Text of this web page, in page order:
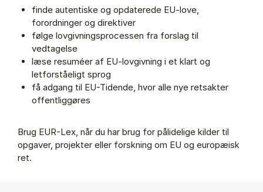
finde autentiske og opdaterede EU-love,
forordninger og direktiver
følge lovgivningsprocessen fra forslag til
vedtagelse
læse resuméer af EU-lovgivning i et klart og
letforståeligt sprog
få adgang til EU-Tidende, hvor alle nye retsakter
offentliggøres
Brug EUR-Lex, når du har brug for pålidelige kilder til
opgaver, projekter eller forskning om EU og europæisk
ret.